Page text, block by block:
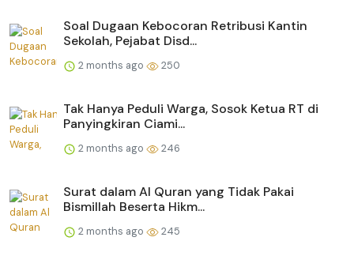
Soal Dugaan Kebocoran Retribusi Kantin
Sekolah, Pejabat Disd...
2 months ago 250
Tak Hanya Peduli Warga, Sosok Ketua RT di
Panyingkiran Ciami...
2 months ago 246
Surat dalam Al Quran yang Tidak Pakai
Bismillah Beserta Hikm...
2 months ago 245